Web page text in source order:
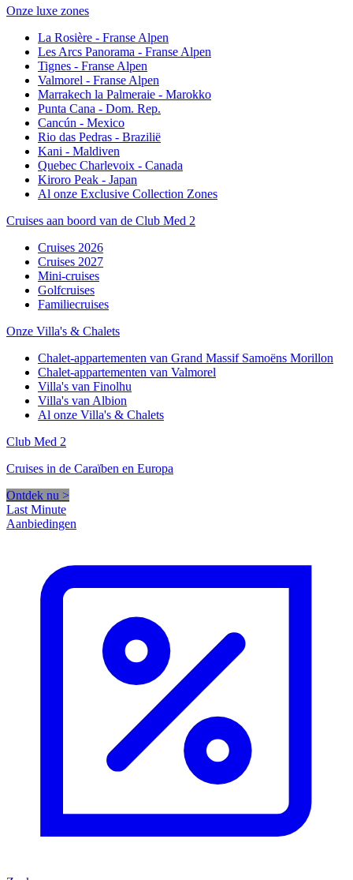
Onze luxe zones
La Rosière - Franse Alpen
Les Arcs Panorama - Franse Alpen
Tignes - Franse Alpen
Valmorel - Franse Alpen
Marrakech la Palmeraie - Marokko
Punta Cana - Dom. Rep.
Cancún - Mexico
Rio das Pedras - Brazilië
Kani - Maldiven
Quebec Charlevoix - Canada
Kiroro Peak - Japan
Al onze Exclusive Collection Zones
Cruises aan boord van de Club Med 2
Cruises 2026
Cruises 2027
Mini-cruises
Golfcruises
Familiecruises
Onze Villa's & Chalets
Chalet-appartementen van Grand Massif Samoëns Morillon
Chalet-appartementen van Valmorel
Villa's van Finolhu
Villa's van Albion
Al onze Villa's & Chalets
Club Med 2
Cruises in de Caraïben en Europa
Ontdek nu >
Last Minute
Aanbiedingen